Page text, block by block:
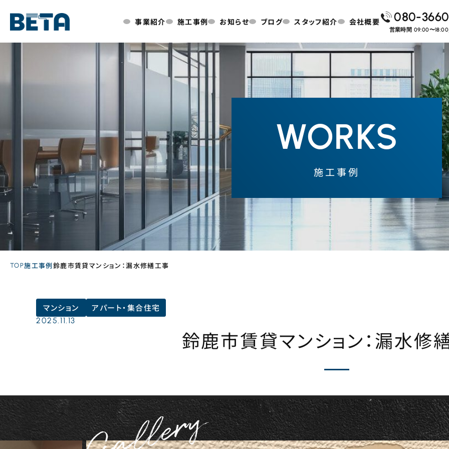
を
事業紹介 施工事例 お知らせ ブログ スタッフ紹介 会社概要 080-
営業時間 09:00〜
WORKS
施工事例
TOP施工事例 鈴鹿市賃貸マンション：漏水修繕工事
マンション アパート・集合住宅
2025.11.13
鈴鹿市賃貸マンション：漏水修